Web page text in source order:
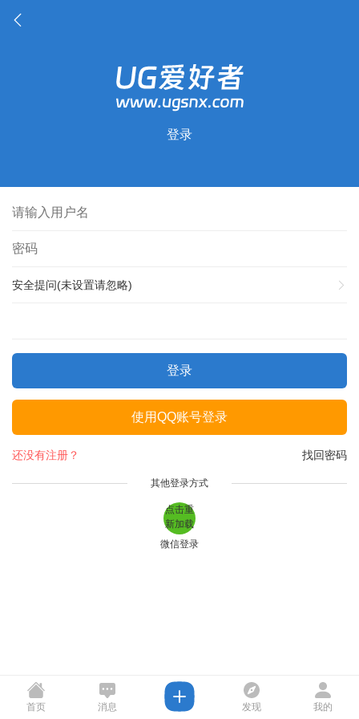
登录
安全提问(未设置请忽略)
登录
使用QQ账号登录
找回密码
还没有注册？
其他登录方式
点击重
新加载
微信登录
首页 消息 发现 我的